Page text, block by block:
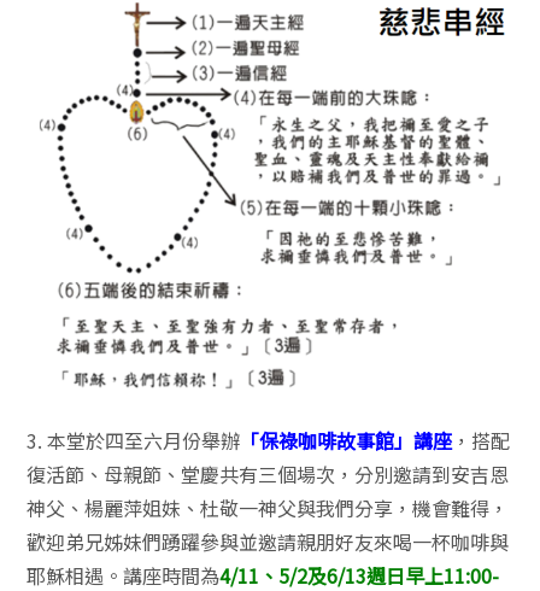
3. 本堂於四至六月份舉辦 「保祿咖啡故事館」講座 ，搭配
復活節、母親節、堂慶共有三個場次，分別邀請到安吉恩
神父、楊麗萍姐妹、杜敬一神父與我們分享，機會難得，
歡迎弟兄姊妹們踴躍參與並邀請親朋好友來喝一杯咖啡與
耶穌相遇。講座時間為4/11、5/2及6/13週日早上11:00-